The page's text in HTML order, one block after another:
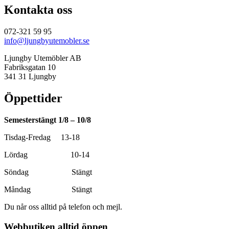
Kontakta oss
072-321 59 95
info@ljungbyutemobler.se
Ljungby Utemöbler AB
Fabriksgatan 10
341 31 Ljungby
Öppettider
Semesterstängt 1/8 – 10/8
Tisdag-Fredag 13-18
Lördag 10-14
Söndag Stängt
Måndag Stängt
Du når oss alltid på telefon och mejl.
Webbutiken alltid öppen